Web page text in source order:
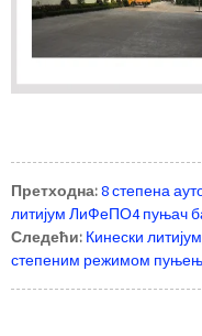
Претходна:8 степена
литијум ЛиФеПО4 пуњач
Следећи: Кинески
степеним режимом